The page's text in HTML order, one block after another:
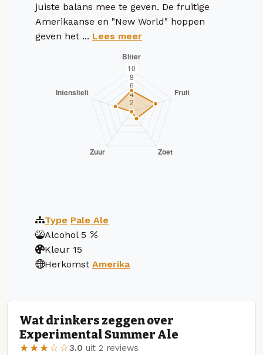
juiste balans mee te geven. De fruitige
Amerikaanse en "New World" hoppen
geven het ... Lees meer
Type Pale Ale
Alcohol 5
Kleur 15
Herkomst Amerika
Wat drinkers zeggen over
Experimental Summer Ale
★★★☆☆3.0 uit 2 reviews